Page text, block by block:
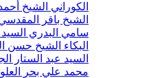
الكوراني الشيخ
الشيخ باقر
سامي البدري
البكاء الشيخ حسن
السيد عبد الستار
محمد علي بحر